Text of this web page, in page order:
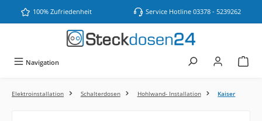
Zum Hauptinhalt springen
100% Zufriedenheit Service Hotline 03378 - 5239262
Navigation
Elektroinstallation Schalterdosen Hohlwand- Installation Kaiser